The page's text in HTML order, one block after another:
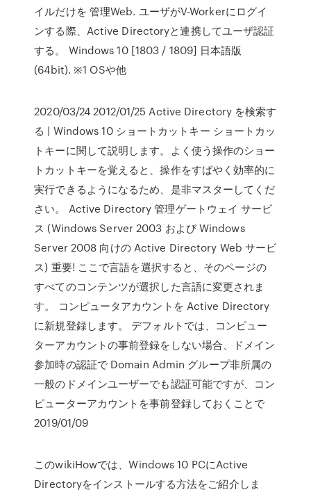
イルだけを 管理Web. ユーザがV-Workerにログイ
ンする際、Active Directoryと連携してユーザ認証
する。 Windows 10 [1803 / 1809] ⽇本語版
(64bit). ※1 OSや他
2020/03/24 2012/01/25 Active Directory を検索す
る | Windows 10 ショートカットキー ショートカッ
トキーに関して説明します。よく使う操作のショー
トカットキーを覚えると、操作をすばやく効率的に
実行できるようになるため、是非マスターしてくだ
さい。 Active Directory 管理ゲートウェイ サービ
ス (Windows Server 2003 および Windows
Server 2008 向けの Active Directory Web サービ
ス) 重要! ここで言語を選択すると、そのページの
すべてのコンテンツが選択した言語に変更されま
す。 コンピュータアカウントを Active Directory
に新規登録します。 デフォルトでは、コンピュー
ターアカウントの事前登録をしない場合、ドメイン
参加時の認証で Domain Admin グループ非所属の
一般のドメインユーザーでも認証可能ですが、コン
ピューターアカウントを事前登録しておくことで
2019/01/09
このwikiHowでは、Windows 10 PCにActive
Directoryをインストールする方法をご紹介しま